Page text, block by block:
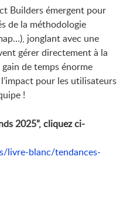
Builders émergent pour
de la méthodologie
jonglant avec une
gérer directement à la
de temps énorme
pour les utilisateurs
!
2025”, cliquez ci-
livre-blanc/tendances-